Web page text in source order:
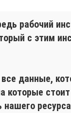
рабочий
с этим
данные,
которые